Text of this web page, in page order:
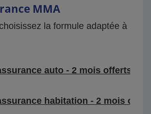
MMA
la formule adaptée à
auto - 2 mois offerts
habitation - 2 mois